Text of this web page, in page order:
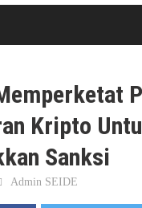
Kripto
Sanksi
Admin SEIDE